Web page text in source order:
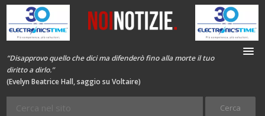
“Disapprovo quello che dici ma difenderò fino alla morte il tuo
diritto a dirlo.”
(Evelyn Beatrice Hall, saggio su Voltaire)